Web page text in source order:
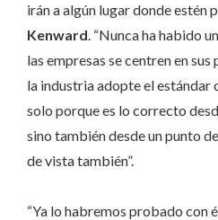
irán a algún lugar donde estén
Kenward. “Nunca ha habido
las empresas se centren en
la industria adopte el estándar
solo porque es lo correcto
sino también desde un punto
de vista también”.
“Ya lo habremos probado con